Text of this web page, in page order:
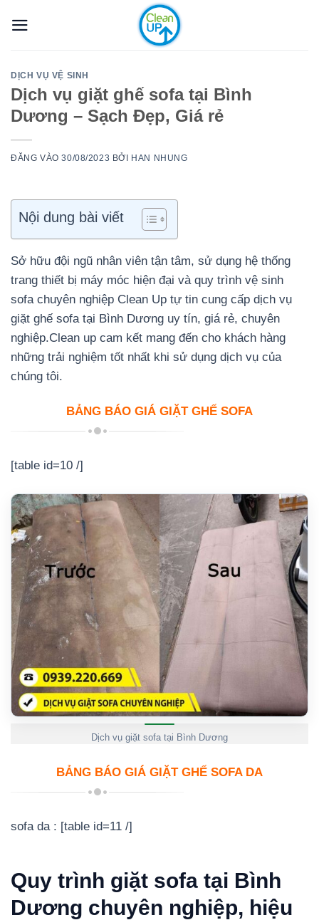
qua
DỊCH VỤ VỆ SINH
Dịch vụ giặt ghế sofa tại Bình
Dương – Sạch Đẹp, Giá rẻ
ĐĂNG VÀO30/08/2023 BỞI HAN NHUNG
Nội dung bài viết
Sở hữu đội ngũ nhân viên tận tâm, sử dụng hệ thống
trang thiết bị máy móc hiện đại và quy trình vệ sinh
sofa chuyên nghiệp Clean Up tự tin cung cấp dịch vụ
giặt ghế sofa tại Bình Dương uy tín, giá rẻ, chuyên
nghiệp.Clean up cam kết mang đến cho khách hàng
những trải nghiệm tốt nhất khi sử dụng dịch vụ của
chúng tôi.
BẢNG BÁO GIÁ GIẶT GHẾ SOFA
[table id=10 /]
Dịch vụ giặt sofa tại Bình Dương
BẢNG BÁO GIÁ GIẶT GHẾ SOFA DA
sofa da : [table id=11 /]
Quy trình giặt sofa tại Bình
Dương chuyên nghiệp, hiệu